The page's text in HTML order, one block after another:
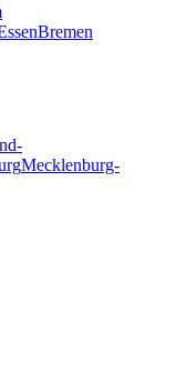
Bremen
Mecklenburg-